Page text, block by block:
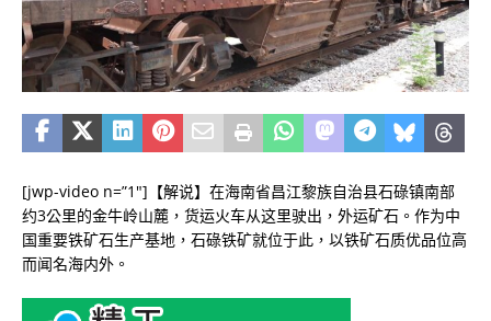
[jwp-video n=”1″]【解说】在海南省昌江黎族自治县石碌镇南部
约3公里的金牛岭山麓，货运火车从这里驶出，外运矿石。作为中
国重要铁矿石生产基地，石碌铁矿就位于此，以铁矿石质优品位高
而闻名海内外。